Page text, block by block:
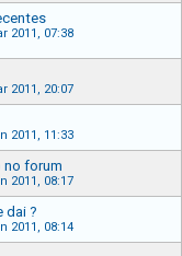
2011, 07:38
2011, 20:07
2011, 11:33
no forum
2011, 08:17
dai ?
2011, 08:14